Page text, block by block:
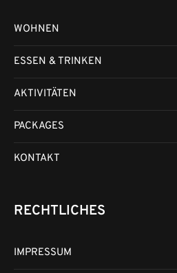
WOHNEN
ESSEN & TRINKEN
AKTIVITÄTEN
PACKAGES
KONTAKT
RECHTLICHES
IMPRESSUM